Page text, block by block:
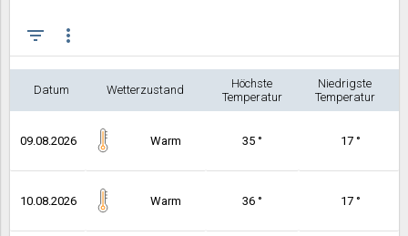
filter_list more_vert
Datum Wetterzustand
Höchste
Temperatur
Niedrigste
Temperatur
09.08.2026 Warm 35 ° 17 °
10.08.2026 Warm 36 ° 17 °